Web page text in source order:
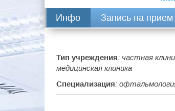
Инфо Запись на прием
Тип учреждения: частная
медицинская клиника
Специализация: